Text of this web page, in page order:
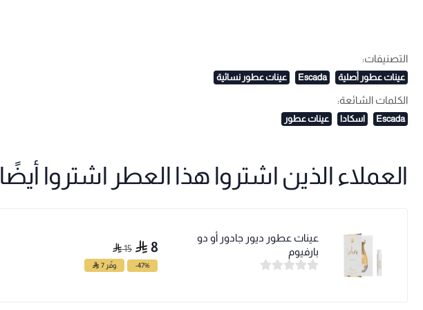
التصنيفات:
عينات عطور أصلية Escada عينات عطور نسائية
الكلمات الشائعة:
Escada اسكادا عينات عطور
العملاء الذين اشتروا هذا العطر اشتروا أيضًا
عينات عطور ديور جادور أو دو
بارفيوم
8
15
-47% وفّر 7